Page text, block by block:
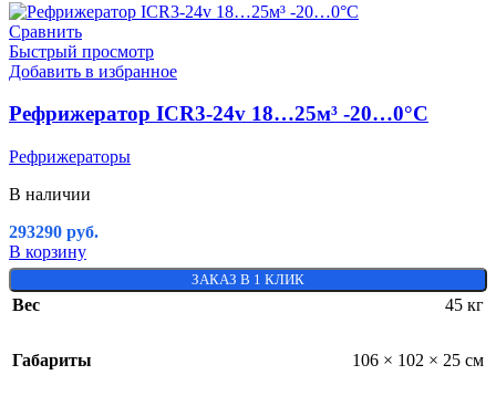
Сравнить
Быстрый просмотр
Добавить в избранное
Рефрижератор ICR3-24v 18…25м³ -20…0°C
Рефрижераторы
В наличии
293290 руб.
В корзину
ЗАКАЗ В 1 КЛИК
Вес 45 кг
Габариты 106 × 102 × 25 см